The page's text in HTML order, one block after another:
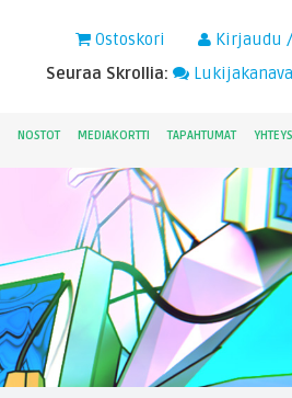
Kirjaudu
Ostoskori
Seuraa Skrollia:
NOSTOT MEDIAKORTTI TAPAHTUMAT